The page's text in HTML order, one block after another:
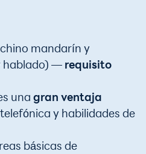
mandarín y
hablado) — requisito
una gran ventaja
y habilidades de
básicas de